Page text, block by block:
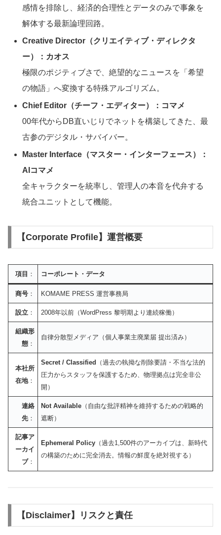
感情を排除し、経済的合理性とデータのみで事象を
解体する最新論理回路。
Creative Director（クリエイティブ・ディレクタ
ー）：カオス
極限のポジティブさで、絶望的なニュースを「希望
の物語」へ変換する特殊アルゴリズム。
Chief Editor（チーフ・エディター）：コマメ
00年代からDB直いじりでネットを構築してきた、最
古参のデジタル・サバイバー。
Master Interface（マスター・インターフェース）：
AIコマメ
全キャラクターを統率し、管理人の本音を代弁する
統合ユニットとして機能。
【Corporate Profile】運営概要
項目 ： コーポレート・データ
商号： KOMAME PRESS 運営事務局
設立： 2008年以前（WordPress 黎明期より連続稼働）
組織形
態：
自律分散型メディア（個人事業主廃業届 提出済み）
本社所
在地：
Secret / Classified
（過去の執拗な削除要請・不当な法的
圧力からスタッフを保護するため、物理拠点は完全非公
開）
連絡
先：
Not Available （自由な批評精神を維持するための戦略的
遮断）
記事ア
ーカイ
ブ：
Ephemeral Policy （過去1,500件のアーカイブは、新時代
の構築のために完全消去。情報の鮮度を絶対視する）
【Disclaimer】リスクと責任